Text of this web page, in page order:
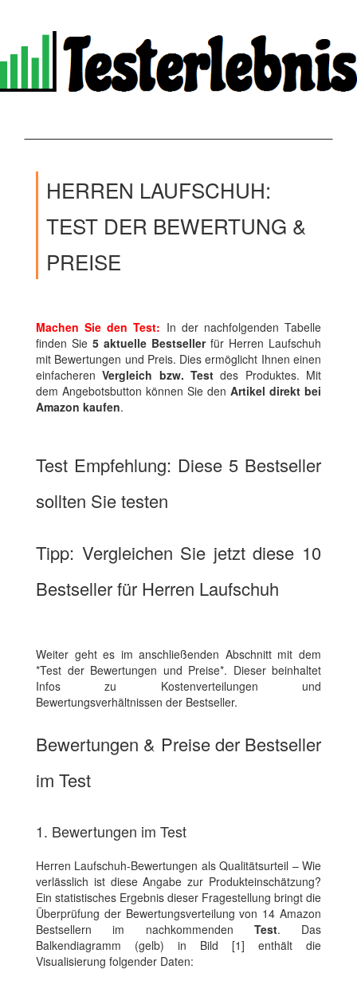
HERREN LAUFSCHUH:
TEST DER BEWERTUNG &
PREISE
Machen Sie den Test: In der nachfolgenden Tabelle
finden Sie 5 aktuelle Bestsellerfür Herren Laufschuh
mit Bewertungen und Preis. Dies ermöglicht Ihnen einen
einfacherenVergleich bzw. Test des Produktes. Mit
dem Angebotsbutton können Sie den Artikel direkt bei
Amazon kaufen.
Test Empfehlung: Diese 5 Bestseller
sollten Sie testen
Tipp: Vergleichen Sie jetzt diese 10
Bestseller für Herren Laufschuh
Weiter geht es im anschließenden Abschnitt mit dem
*Test der Bewertungen und Preise*. Dieser beinhaltet
Infos zu Kostenverteilungen und
Bewertungsverhältnissen der Bestseller.
Bewertungen & Preise der Bestseller
im Test
1. Bewertungen im Test
Herren Laufschuh-Bewertungen als Qualitätsurteil – Wie
verlässlich ist diese Angabe zur Produkteinschätzung?
Ein statistisches Ergebnis dieser Fragestellung bringt die
Überprüfung der Bewertungsverteilung von 14 Amazon
Bestsellern im nachkommenden Test. Das
Balkendiagramm (gelb) in Bild [1] enthält die
Visualisierung folgender Daten: